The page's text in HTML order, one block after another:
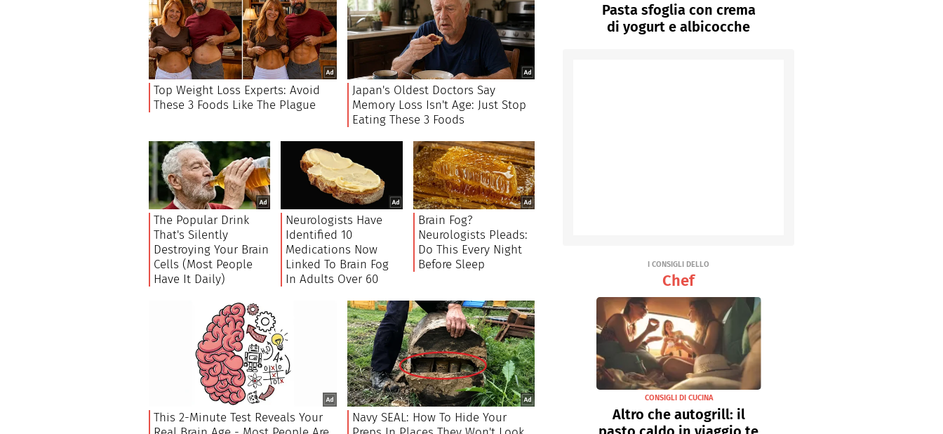
Pasta sfoglia con crema
di yogurt e albicocche
I CONSIGLI DELLO
Chef
CONSIGLI DI CUCINA
Altro che autogrill: il